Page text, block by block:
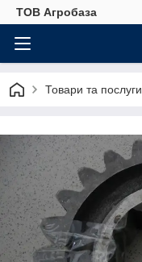
ТОВ Агробаза
Товари та послуги